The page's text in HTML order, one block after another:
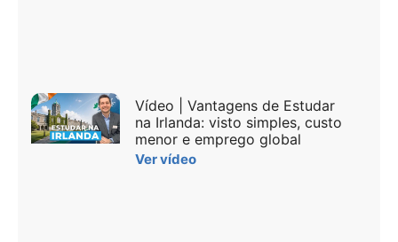
Vídeo | Vantagens de Estudar
na Irlanda: visto simples, custo
menor e emprego global
Ver vídeo